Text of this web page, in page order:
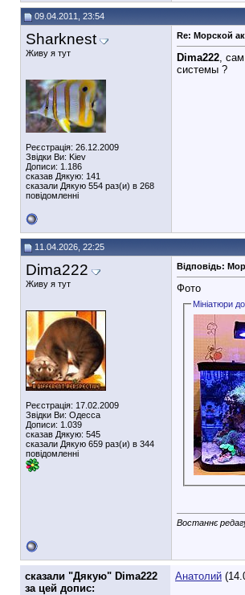
09.04.2011, 23:54
Sharknest
Живу я тут
Реєстрація: 26.12.2009
Звідки Ви: Kiev
Дописи: 1.186
сказав Дякую: 141
сказали Дякую 554 раз(и) в 268
повідомленні
Re: Морской
Dima222,
системы ?
11.04.2026, 22:25
Dima222
Живу я тут
Реєстрація: 17.02.2009
Звідки Ви: Одесса
Дописи: 1.039
сказав Дякую: 545
сказали Дякую 659 раз(и) в 344
повідомленні
Відповідь:
Фото
Мініатюри
Востаннє
cказали "Дякую" Dima222
за цей допис:
Анатолий